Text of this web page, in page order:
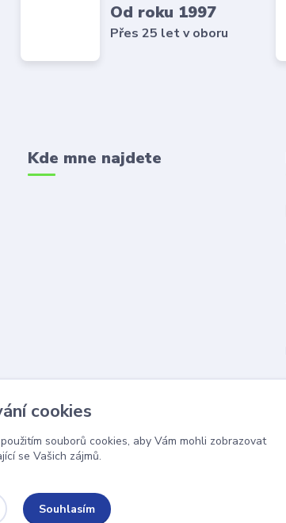
Od roku 1997
Přes 25 let v oboru
Kde mne najdete
cookies
souborů cookies, aby Vám mohli zobrazovat
se Vašich zájmů.
Souhlasím